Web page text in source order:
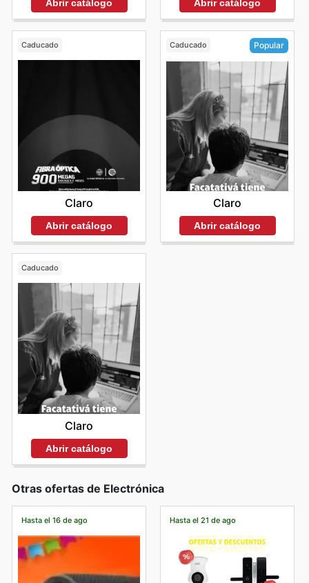
Abrir catálogo Abrir catálogo
Caducado
Claro
Abrir catálogo
Caducado Popular
Claro
Abrir catálogo
Caducado
Claro
Abrir catálogo
Otras ofertas de Electrónica
Hasta el 16 de ago Hasta el 21 de ago